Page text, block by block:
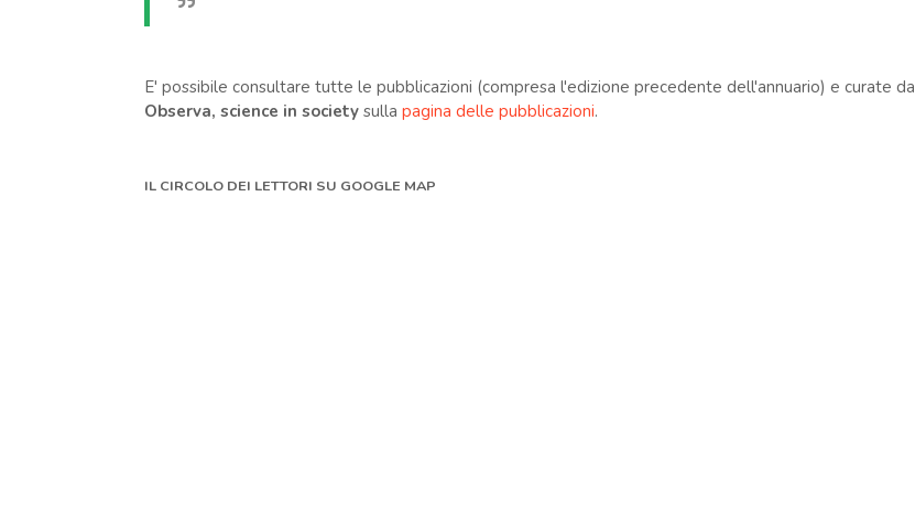
E' possibile consultare tutte le pubblicazioni (compresa l'edizione precedente dell'annuario) e curate da
Observa, science in societysulla pagina delle pubblicazioni.
IL CIRCOLO DEI LETTORI SU GOOGLE MAP